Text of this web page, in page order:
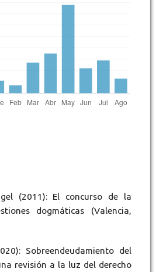
(2011): El concurso de la
dogmáticas (Valencia,
Sobreendeudamiento del
revisión a la luz del derecho